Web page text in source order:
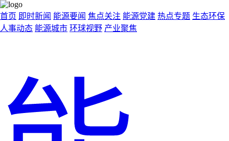
首页 即时新闻 能源要闻 焦点关注 能源党建 热点专题 生态环保
人事动态 能源城市 环球视野 产业聚焦